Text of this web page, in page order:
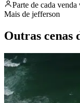
Parte de cada venda
Mais de jefferson
Outras cenas